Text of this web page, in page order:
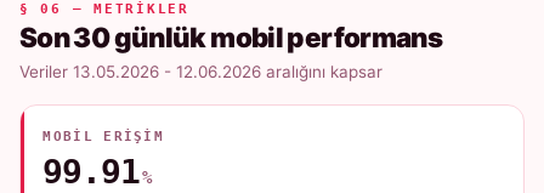
§ 06 — METRIKLER
Son 30 günlük mobil performans
Veriler 13.05.2026 - 12.06.2026 aralığını kapsar
MOBIL ERIŞIM
99.91%